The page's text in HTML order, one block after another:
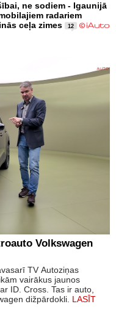
ne sodiem - Igaunijā
radariem
ceļa zimes
12
Volkswagen
TV Autoziņas
vairākus jaunos
ID. Cross. Tas ir auto,
dižpārdokli. LASĪT